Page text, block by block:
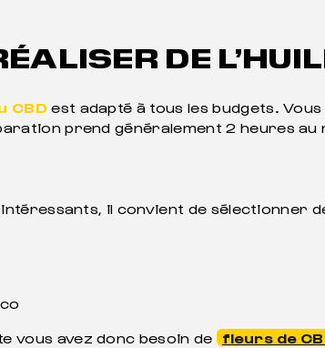
DE
CBD est adapté à tous les budgets.
prend généralement 2 heures
il convient de
avez donc besoin de
fleurs de